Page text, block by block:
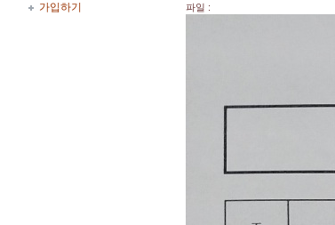
가입하기
파일 :